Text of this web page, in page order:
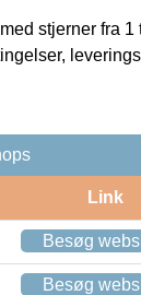
stjerner fra 1
Link
Besøg
Besøg